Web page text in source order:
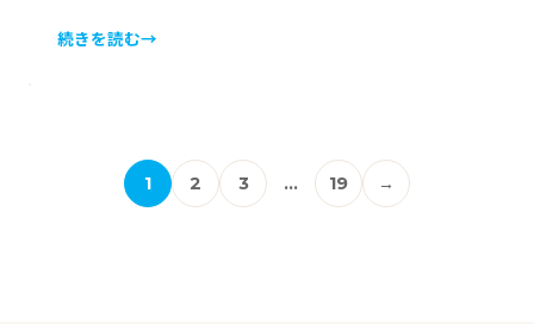
続きを読む→
ペ
1 2 3 … 19
次
→